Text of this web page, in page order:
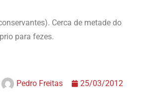
Cerca de metade do
para fezes.
Pedro Freitas 25/03/2012